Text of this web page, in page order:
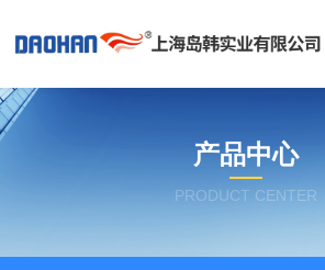
产品中心
PRODUCT CENTER